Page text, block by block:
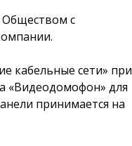
Обществом с
кабельные сети» при
«Видеодомофон» для
принимается на